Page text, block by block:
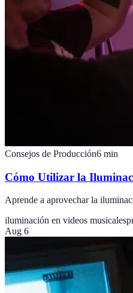
Consejos de Producción6 min
Cómo Utilizar la
Aprende a aprovechar la
iluminación en videos musicales
Aug 6